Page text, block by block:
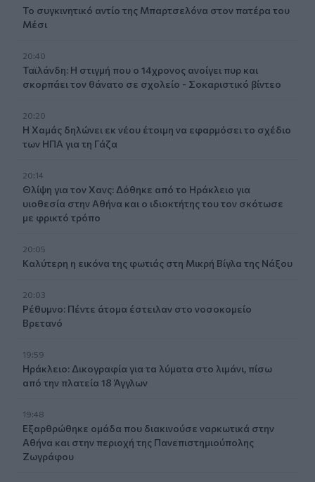
Το συγκινητικό αντίο της Μπαρτσελόνα στον πατέρα του
Μέσι
20:40
Ταϊλάνδη: Η στιγμή που ο 14χρονος ανοίγει πυρ και
σκορπάει τον θάνατο σε σχολείο - Σοκαριστικό βίντεο
20:20
Η Χαμάς δηλώνει εκ νέου έτοιμη να εφαρμόσει το σχέδιο
των ΗΠΑ για τη Γάζα
20:14
Θλίψη για τον Χανς: Δόθηκε από το Ηράκλειο για
υιοθεσία στην Αθήνα και ο ιδιοκτήτης του τον σκότωσε
με φρικτό τρόπο
20:05
Καλύτερη η εικόνα της φωτιάς στη Μικρή Βίγλα της Νάξου
20:03
Ρέθυμνο: Πέντε άτομα έστειλαν στο νοσοκομείο
Βρετανό
19:59
Ηράκλειο: Δικογραφία για τα λύματα στο λιμάνι, πίσω
από την πλατεία 18 Άγγλων
19:48
Εξαρθρώθηκε ομάδα που διακινούσε ναρκωτικά στην
Αθήνα και στην περιοχή της Πανεπιστημιούπολης
Ζωγράφου